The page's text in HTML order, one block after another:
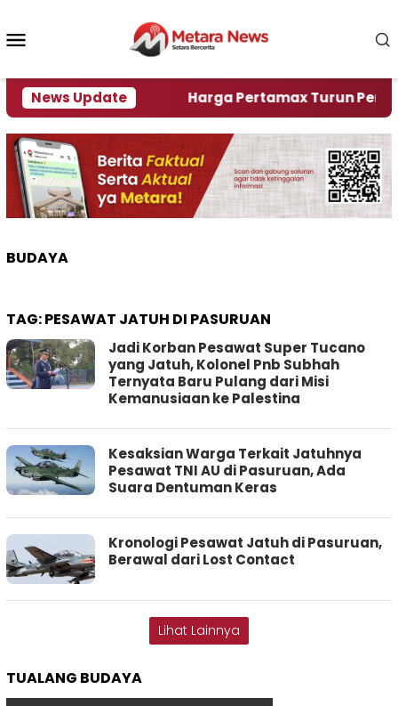
konten
News Update
Krisi Air Harga Pertamax Turun Per Hari
BUDAYA
TAG:PESAWAT JATUH DI PASURUAN
Jadi Korban Pesawat Super Tucano
yang Jatuh, Kolonel Pnb Subhah
Ternyata Baru Pulang dari Misi
Kemanusiaan ke Palestina
Kesaksian Warga Terkait Jatuhnya
Pesawat TNI AU di Pasuruan, Ada
Suara Dentuman Keras
Kronologi Pesawat Jatuh di Pasuruan,
Berawal dari Lost Contact
Lihat Lainnya
TUALANG BUDAYA